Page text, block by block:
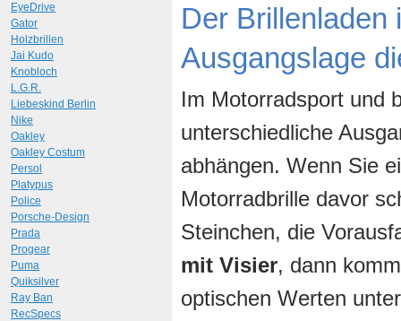
Der Brillenladen
Ausgangslage
Im Motorradsport und
unterschiedliche
abhängen. Wenn Sie
Motorradbrille davor
Steinchen, die
mit Visier, dann
optischen Werten
EyeDrive
Gator
Holzbrillen
Jai Kudo
Knobloch
L.G.R.
Liebeskind Berlin
Nike
Oakley
Oakley Costum
Persol
Platypus
Police
Porsche-Design
Prada
Progear
Puma
Quiksilver
Ray Ban
RecSpecs